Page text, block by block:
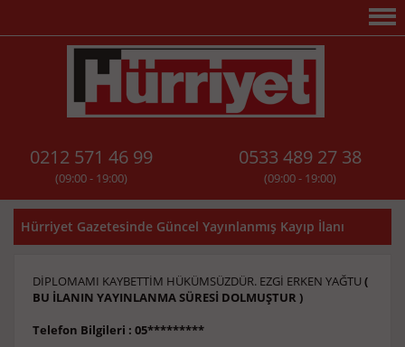
0212 571 46 99
(09:00 - 19:00)
0533 489 27 38
(09:00 - 19:00)
Hürriyet Gazetesinde Güncel Yayınlanmış Kayıp İlanı
DİPLOMAMI KAYBETTİM HÜKÜMSÜZDÜR. EZGİ ERKEN YAĞTU (
BU İLANIN YAYINLANMA SÜRESİ DOLMUŞTUR )
Telefon Bilgileri : 05*********